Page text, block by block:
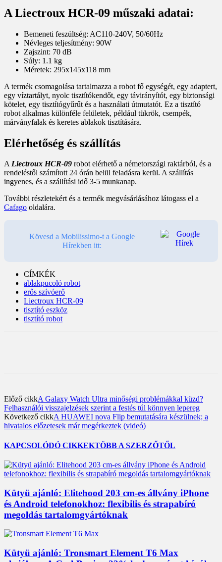
A Liectroux HCR-09 műszaki adatai:
Bemeneti feszültség: AC110-240V, 50/60Hz
Névleges teljesítmény: 90W
Zajszint: 70 dB
Súly: 1.1 kg
Méretek: 295x145x118 mm
A termék csomagolása tartalmazza a robot fő egységét, egy adaptert,
egy víztartályt, nyolc tisztítókendőt, egy távirányítót, egy biztonsági
kötelet, egy tisztítógyűrűt és a használati útmutatót. Ez a tisztító
robot alkalmas különféle felületek, például tükrök, csempék,
márványfalak és keretes ablakok tisztítására.
Elérhetőség és szállítás
ALiectroux HCR-09 robot elérhető a németországi raktárból, és a
rendeléstől számított 24 órán belül feladásra kerül. A szállítás
ingyenes, és a szállítási idő 3-5 munkanap.
További részletekért és a termék megvásárlásához látogass el a
Cafago oldalára.
Kövesd a Mobilissimo-t a Google
Hírekben itt:
CÍMKÉK
ablakpucoló robot
erős szívóerő
Liectroux HCR-09
tisztító eszköz
tisztító robot
Előző cikkA Galaxy Watch Ultra minőségi problémákkal küzd?
Felhasználói visszajelzések szerint a festés túl könnyen lepereg
Következő cikkA HUAWEI nova Flip bemutatására készülnek; a
hivatalos előzetesek már megérkeztek (videó)
KAPCSOLÓDÓ CIKKEKTÖBB A SZERZŐTŐL
Kütyü ajánló: Elitehood 203 cm-es állvány iPhone
és Android telefonokhoz: flexibilis és strapabíró
megoldás tartalomgyártóknak
Kütyü ajánló: Tronsmart Element T6 Max